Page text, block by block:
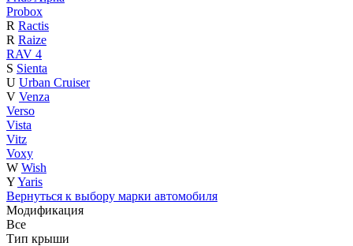
Probox
R Ractis
R Raize
RAV 4
S Sienta
U Urban Cruiser
V Venza
Verso
Vista
Vitz
Voxy
W Wish
YYaris
Вернуться к выбору марки автомобиля
Модификация
Все
Тип крыши